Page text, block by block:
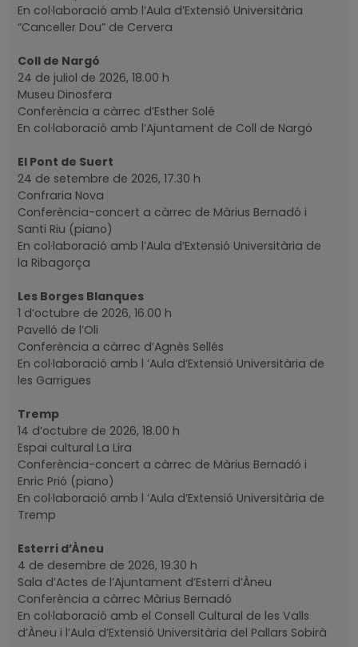
En col·laboració amb l’Aula d’Extensió Universitària
“Canceller Dou” de Cervera
Coll de Nargó
24 de juliol de 2026, 18.00 h
Museu Dinosfera
Conferència a càrrec d’Esther Solé
En col·laboració amb l’Ajuntament de Coll de Nargó
El Pont de Suert
24 de setembre de 2026, 17.30 h
Confraria Nova
Conferència-concert a càrrec de Màrius Bernadó i
Santi Riu (piano)
En col·laboració amb l’Aula d’Extensió Universitària de
la Ribagorça
Les Borges Blanques
1 d’octubre de 2026, 16.00 h
Pavelló de l’Oli
Conferència a càrrec d’Agnès Sellés
En col·laboració amb l ‘Aula d’Extensió Universitària de
les Garrigues
Tremp
14 d’octubre de 2026, 18.00 h
Espai cultural La Lira
Conferència-concert a càrrec de Màrius Bernadó i
Enric Prió (piano)
En col·laboració amb l ‘Aula d’Extensió Universitària de
Tremp
Esterri d’Àneu
4 de desembre de 2026, 19.30 h
Sala d’Actes de l’Ajuntament d’Esterri d’Àneu
Conferència a càrrec Màrius Bernadó
En col·laboració amb el Consell Cultural de les Valls
d’Àneu i l’Aula d’Extensió Universitària del Pallars Sobirà